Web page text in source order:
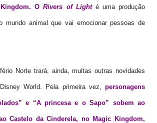
O Rivers of Light é uma produção
mundo animal que vai emocionar pessoas de
Norte trará, ainda, muitas outras novidades
World. Pela primeira vez, personagens
e “A princesa e o Sapo” sobem ao
Castelo da Cinderela, no Magic Kingdom,